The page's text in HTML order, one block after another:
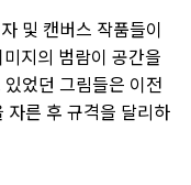
및 캔버스 작품들이
지의 범람이 공간을
었던 그림들은 이전
른 후 규격을 달리하